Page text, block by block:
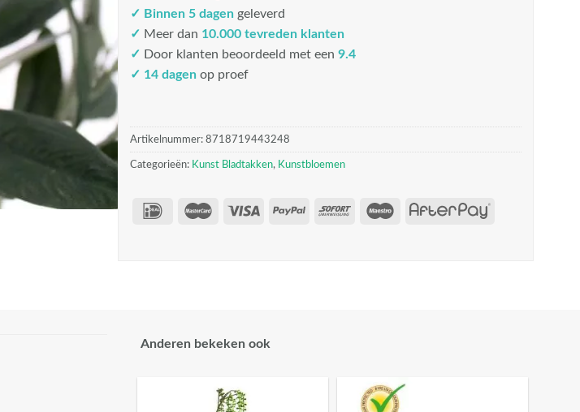
✓ Binnen 5 dagengeleverd
✓ Meer dan 10.000 tevreden klanten
✓ Door klanten beoordeeld met een 9.4
✓ 14 dagenop proef
Artikelnummer: 8718719443248
Categorieën: Kunst Bladtakken, Kunstbloemen
Anderen bekeken ook